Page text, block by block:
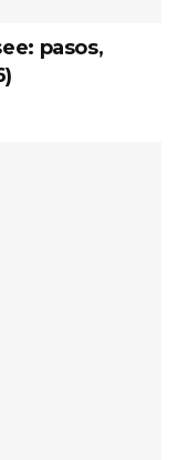
pasos,